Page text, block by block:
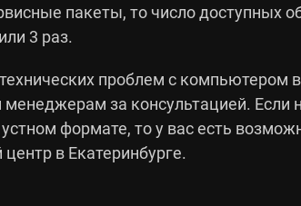
пакеты, то число доступных
3 раз.
проблем с компьютером
за консультацией. Если
формате, то у вас есть
в Екатеринбурге.